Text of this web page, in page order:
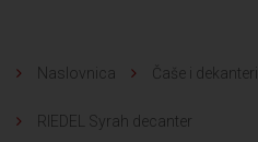
Naslovnica Čaše i dekanteri
RIEDEL Syrah decanter